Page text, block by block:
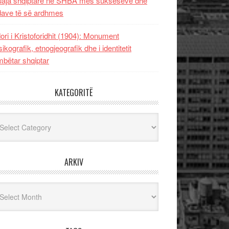
të së ardhmes
i Kristoforidhit (1904): Monument
etnogjeografik dhe i identitetit
shqiptar
KATEGORITË
ARKIV